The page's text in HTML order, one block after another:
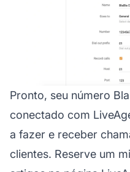
Pronto, seu número
conectado com
a fazer e receber
clientes. Reserve um